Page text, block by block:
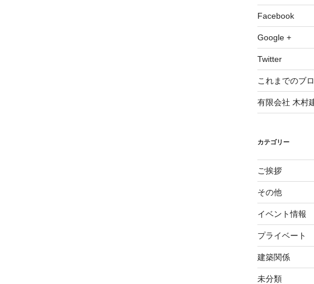
Facebook
Google +
Twitter
これまでのブ
有限会社 木村
カテゴリー
ご挨拶
その他
イベント情報
プライベート
建築関係
未分類